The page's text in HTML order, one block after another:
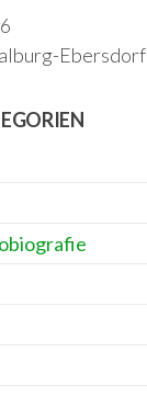
Ebersdorf